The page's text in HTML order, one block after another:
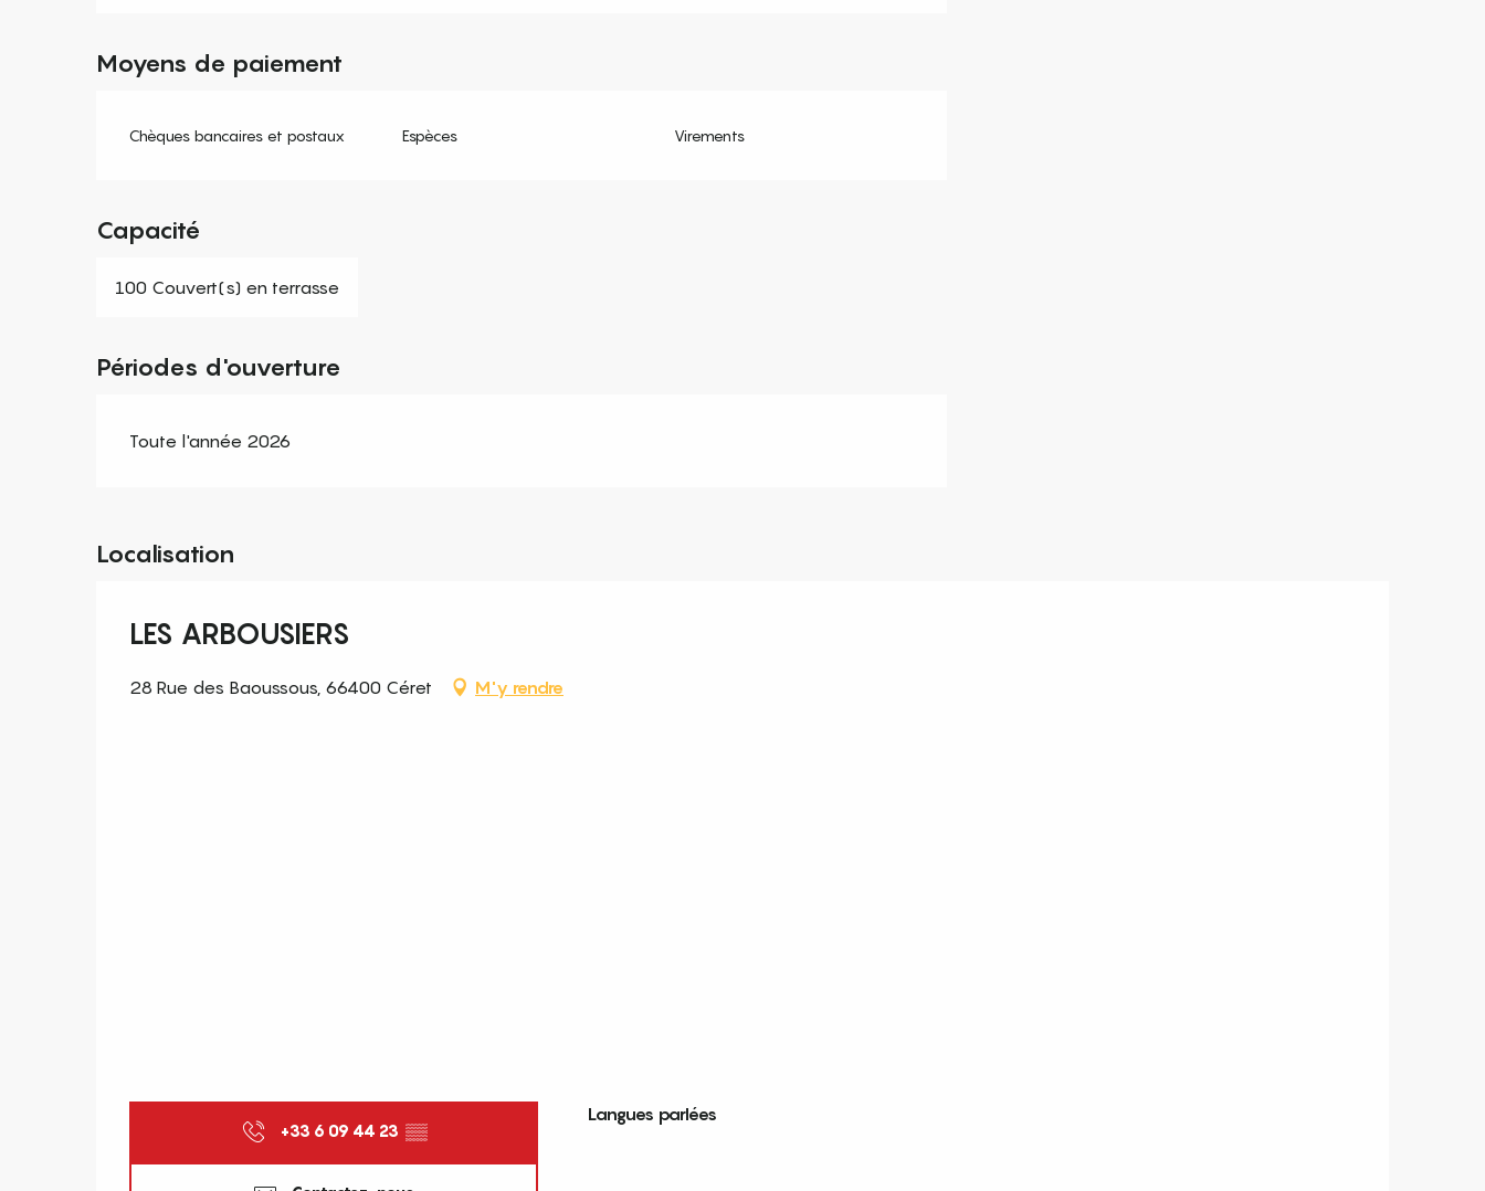
Moyens de paiement
Chèques bancaires et postaux Espèces Virements
Capacité
100 Couvert(s) en terrasse
Périodes d'ouverture
Toute l'année 2026
Localisation
LES ARBOUSIERS
28 Rue des Baoussous, 66400 Céret M'y rendre
+33 6 09 44 23 ▒▒
Langues parlées
Langues parlées